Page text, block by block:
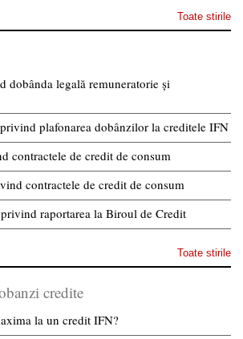
Toate stirile
dobânda legală remuneratorie și
plafonarea dobânzilor la creditele IFN
contractele de credit de consum
contractele de credit de consum
raportarea la Biroul de Credit
Toate stirile
credite
la un credit IFN?